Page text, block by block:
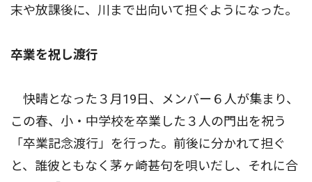
末や放課後に、川まで出向いて担ぐようになった。
卒業を祝し渡行
快晴となった３月19日、メンバー６人が集まり、
この春、小・中学校を卒業した３人の門出を祝う
「卒業記念渡行」を行った。前後に分かれて担ぐ
と、誰彼ともなく茅ヶ崎甚句を唄いだし、それに合